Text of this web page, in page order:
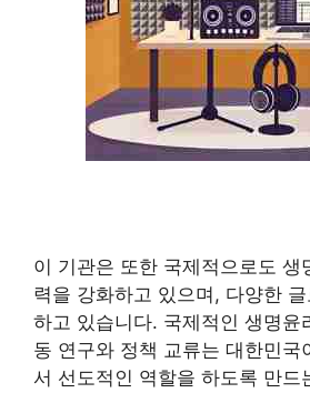
이 기관은 또한 국제적으로도 생
력을 강화하고 있으며, 다양한
하고 있습니다. 국제적인 생명윤
동 연구와 정책 교류는 대한민국
서 선도적인 역할을 하도록 만드